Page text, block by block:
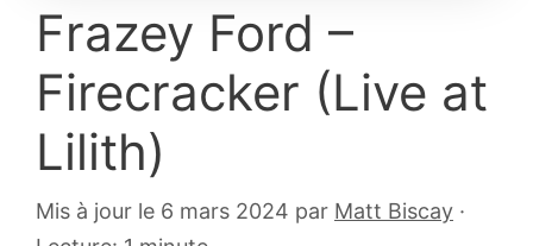
Frazey Ford –
Firecracker (Live at
Lilith)
Mis à jour le 6 mars 2024 21
par Matt Biscay ·